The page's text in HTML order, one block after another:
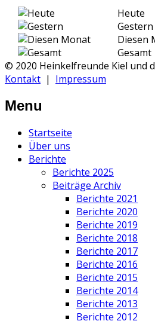
Heute
Gestern
Diesen
Gesamt
© 2020 Heinkelfreunde Kiel und
Kontakt | Impressum
Menu
Startseite
Über uns
Berichte
Berichte 2025
Beiträge Archiv
Berichte 2021
Berichte 2020
Berichte 2019
Berichte 2018
Berichte 2017
Berichte 2016
Berichte 2015
Berichte 2014
Berichte 2013
Berichte 2012